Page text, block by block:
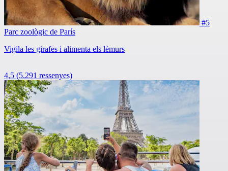
#5
Parc zoològic de París
Vigila les girafes i alimenta els lèmurs
4,5 (5.291 ressenyes)